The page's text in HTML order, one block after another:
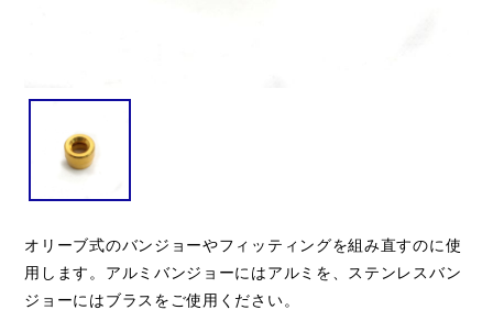
オリーブ式のバンジョーやフィッティングを組み直すのに使
用します。アルミバンジョーにはアルミを、ステンレスバン
ジョーにはブラスをご使用ください。